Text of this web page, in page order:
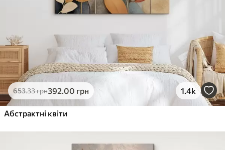
653.33грн392.00 грн 1.4k
Абстрактні квіти